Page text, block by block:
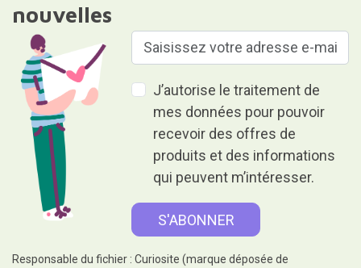
nouvelles
J’autorise le traitement de
mes données pour pouvoir
recevoir des offres de
produits et des informations
qui peuvent m’intéresser.
Responsable du fichier : Curiosite (marque déposée de